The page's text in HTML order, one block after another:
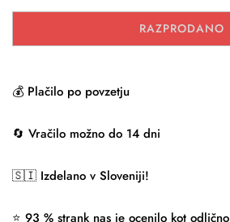
RAZPRODANO
💰 Plačilo po povzetju
🔄 Vračilo možno do 14 dni
🇸🇮 Izdelano v Sloveniji!
⭐ 93 % strank nas je ocenilo kot odlično